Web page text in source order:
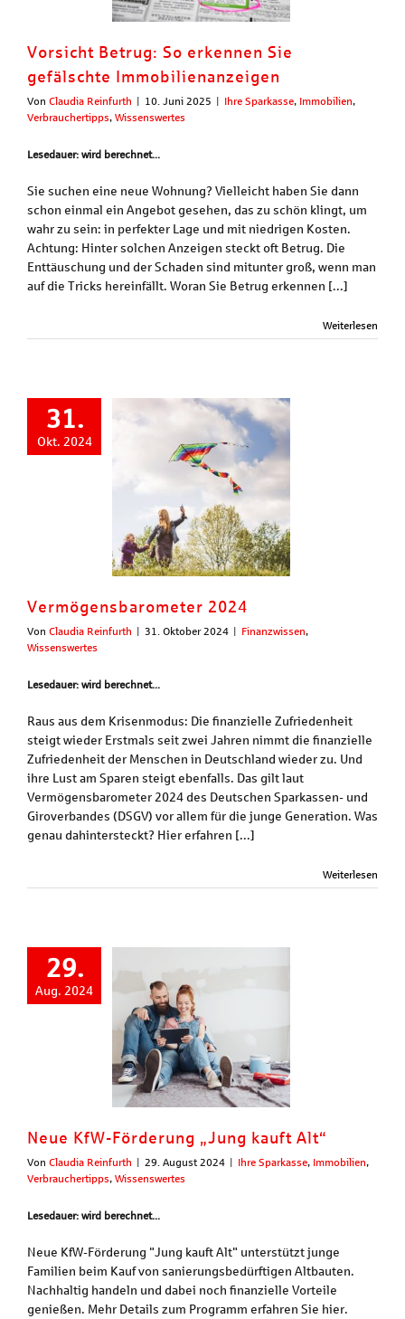
Vorsicht Betrug: So erkennen Sie
gefälschte Immobilienanzeigen
Von Claudia Reinfurth | 10. Juni 2025 | Ihre Sparkasse, Immobilien,
Verbrauchertipps, Wissenswertes
Lesedauer: wird berechnet...
Sie suchen eine neue Wohnung? Vielleicht haben Sie dann
schon einmal ein Angebot gesehen, das zu schön klingt, um
wahr zu sein: in perfekter Lage und mit niedrigen Kosten.
Achtung: Hinter solchen Anzeigen steckt oft Betrug. Die
Enttäuschung und der Schaden sind mitunter groß, wenn man
auf die Tricks hereinfällt. Woran Sie Betrug erkennen [...]
Weiterlesen
31.
Okt. 2024
Vermögensbarometer 2024
Von Claudia Reinfurth | 31. Oktober 2024 | Finanzwissen,
Wissenswertes
Lesedauer: wird berechnet...
Raus aus dem Krisenmodus: Die finanzielle Zufriedenheit
steigt wieder Erstmals seit zwei Jahren nimmt die finanzielle
Zufriedenheit der Menschen in Deutschland wieder zu. Und
ihre Lust am Sparen steigt ebenfalls. Das gilt laut
Vermögensbarometer 2024 des Deutschen Sparkassen- und
Giroverbandes (DSGV) vor allem für die junge Generation. Was
genau dahintersteckt? Hier erfahren [...]
Weiterlesen
29.
Aug. 2024
Neue KfW-Förderung „Jung kauft Alt“
Von Claudia Reinfurth | 29. August 2024 | Ihre Sparkasse, Immobilien,
Verbrauchertipps, Wissenswertes
Lesedauer: wird berechnet...
Neue KfW-Förderung "Jung kauft Alt" unterstützt junge
Familien beim Kauf von sanierungsbedürftigen Altbauten.
Nachhaltig handeln und dabei noch finanzielle Vorteile
genießen. Mehr Details zum Programm erfahren Sie hier.